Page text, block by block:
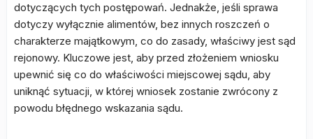
dotyczących tych postępowań. Jednakże, jeśli sprawa
dotyczy wyłącznie alimentów, bez innych roszczeń o
charakterze majątkowym, co do zasady, właściwy jest sąd
rejonowy. Kluczowe jest, aby przed złożeniem wniosku
upewnić się co do właściwości miejscowej sądu, aby
uniknąć sytuacji, w której wniosek zostanie zwrócony z
powodu błędnego wskazania sądu.